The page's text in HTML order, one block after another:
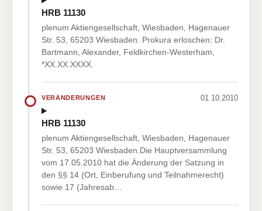
HRB 11130
plenum Aktiengesellschaft, Wiesbaden, Hagenauer
Str. 53, 65203 Wiesbaden. Prokura erloschen: Dr.
Bartmann, Alexander, Feldkirchen-Westerham,
*XX.XX.XXXX.
VERÄNDERUNGEN 01.10.2010
HRB 11130
plenum Aktiengesellschaft, Wiesbaden, Hagenauer
Str. 53, 65203 Wiesbaden.Die Hauptversammlung
vom 17.05.2010 hat die Änderung der Satzung in
den §§ 14 (Ort, Einberufung und Teilnahmerecht)
sowie 17 (Jahresab…